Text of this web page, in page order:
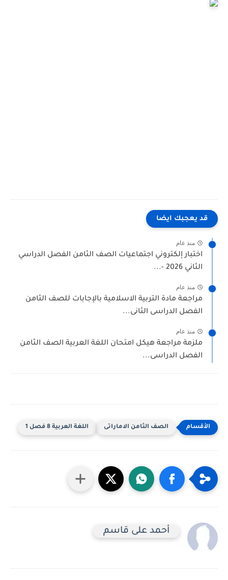
يعجبك ايضا
منذ عام
إلكتروني اجتماعيات الصف الثامن الفصل الدراسي
منذ عام
مادة التربية الاسلامية بالإجابات للصف الثامن
الدراسى الثانى...
منذ عام
مراجعة هيكل امتحان اللغة العربية الصف الثامن
الدراسى...
الصف الثامن الاماراتى اللغة العربية 8 فصل 1
أحمد على قاسم